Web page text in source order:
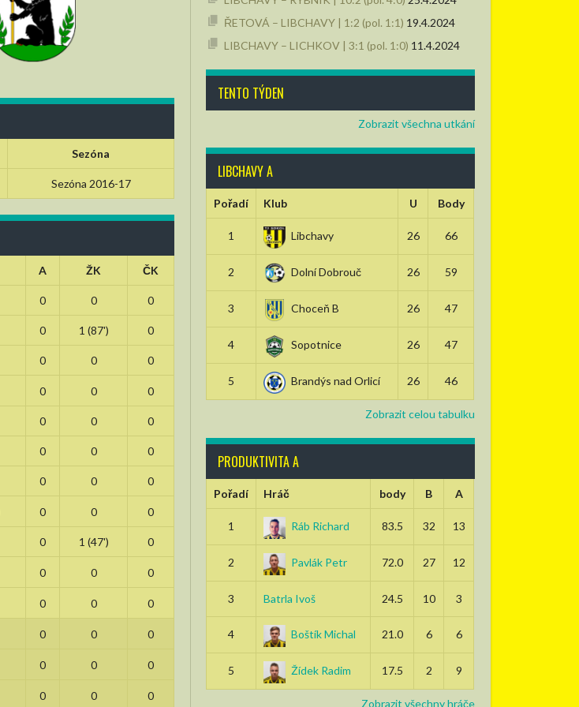
Sezóna
Sezóna 2016-17
A ŽK ČK
0 0 0
0 1 (87') 0
0 0 0
0 0 0
0 0 0
0 0 0
0 0 0
0 0 0
0 1 (47') 0
0 0 0
0 0 0
0 0 0
0 0 0
0 0 0
ŘETOVÁ – LIBCHAVY | 1:2 (pol. 1:1) 19.4.2024
LIBCHAVY – LICHKOV | 3:1 (pol. 1:0) 11.4.2024
TENTO TÝDEN
Zobrazit všechna utkání
LIBCHAVY A
Pořadí Klub U Body
1 Libchavy 26 66
2 Dolní Dobrouč 26 59
3 Choceň B 26 47
4 Sopotnice 26 47
5 Brandýs nad Orlicí 26 46
Zobrazit celou tabulku
PRODUKTIVITA A
Pořadí Hráč body B A
1 Ráb Richard 83.5 32 13
2 Pavlák Petr 72.0 27 12
3 Batrla Ivoš 24.5 10 3
4 Boštík Michal 21.0 6 6
5 Žídek Radim 17.5 2 9
Zobrazit všechny hráče